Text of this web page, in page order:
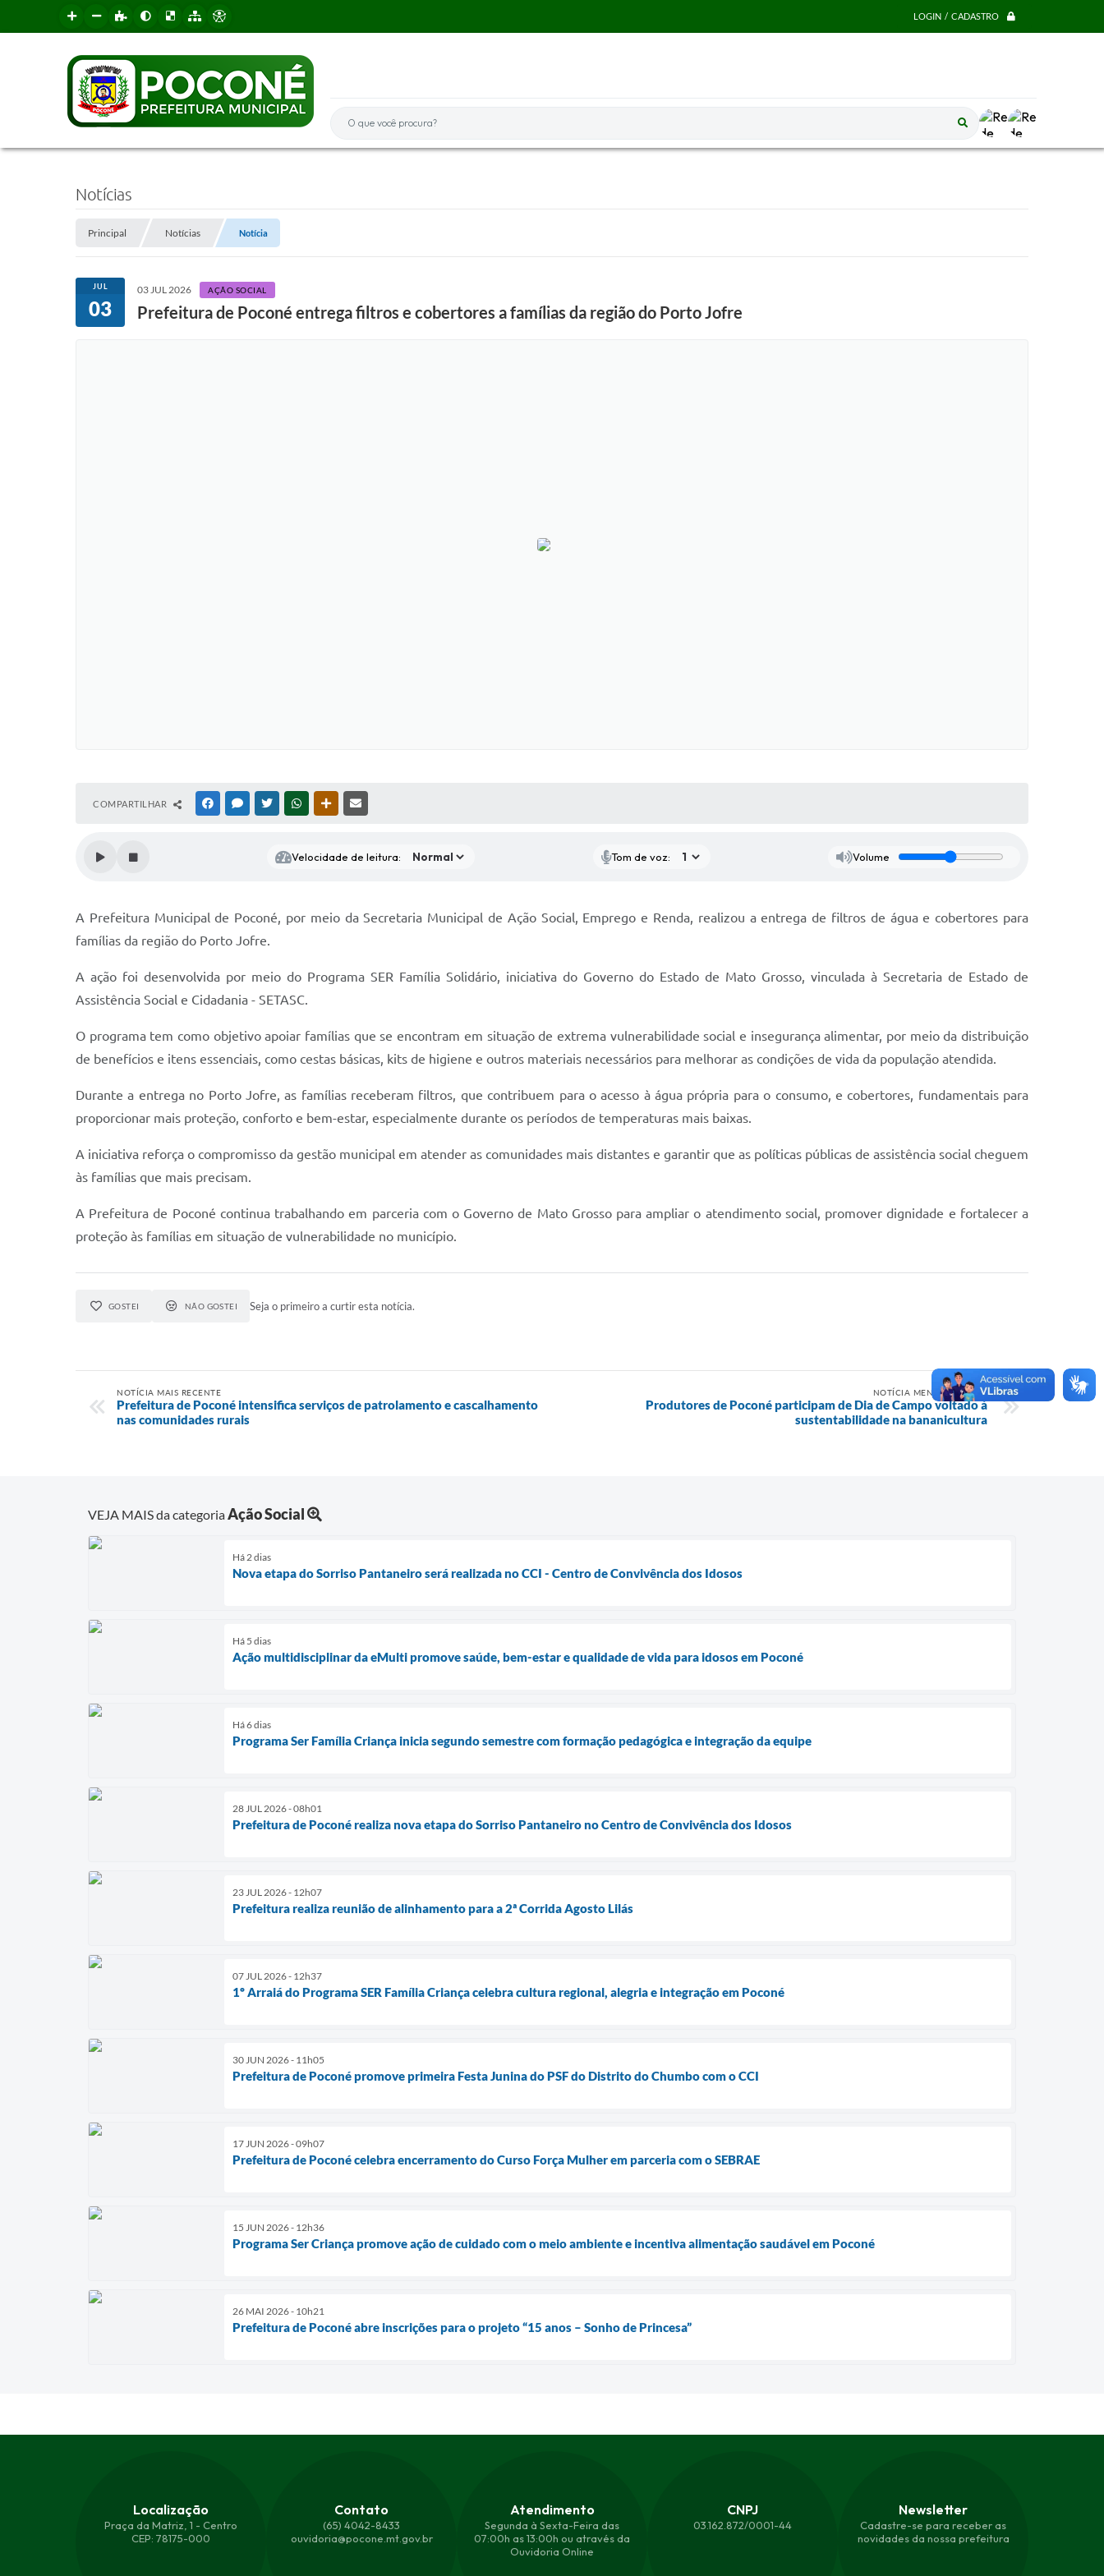
LOGIN / CADASTRO
O que você procura?
Notícias
Principal Notícias Notícia
JUL
03
03 JUL 2026 AÇÃO SOCIAL
Prefeitura de Poconé entrega filtros e cobertores a famílias da região do Porto Jofre
COMPARTILHAR FACEBOOKMESSENGER
TWITTERWHATSAPPOUTRAS MÍDIAS
Velocidade de leitura: Tom de voz: Volume
A Prefeitura Municipal de Poconé, por meio da Secretaria Municipal de Ação Social, Emprego e Renda, realizou a entrega de filtros de água e cobertores para
famílias da região do Porto Jofre.
A ação foi desenvolvida por meio do Programa SER Família Solidário, iniciativa do Governo do Estado de Mato Grosso, vinculada à Secretaria de Estado de
Assistência Social e Cidadania - SETASC.
O programa tem como objetivo apoiar famílias que se encontram em situação de extrema vulnerabilidade social e insegurança alimentar, por meio da distribuição
de benefícios e itens essenciais, como cestas básicas, kits de higiene e outros materiais necessários para melhorar as condições de vida da população atendida.
Durante a entrega no Porto Jofre, as famílias receberam filtros, que contribuem para o acesso à água própria para o consumo, e cobertores, fundamentais para
proporcionar mais proteção, conforto e bem-estar, especialmente durante os períodos de temperaturas mais baixas.
A iniciativa reforça o compromisso da gestão municipal em atender as comunidades mais distantes e garantir que as políticas públicas de assistência social cheguem
às famílias que mais precisam.
A Prefeitura de Poconé continua trabalhando em parceria com o Governo de Mato Grosso para ampliar o atendimento social, promover dignidade e fortalecer a
proteção às famílias em situação de vulnerabilidade no município.
GOSTEI NÃO GOSTEI Seja o primeiro a curtir esta notícia.
NOTÍCIA MAIS RECENTE
Prefeitura de Poconé intensifica serviços de patrolamento e cascalhamento
nas comunidades rurais
NOTÍCIA MENOS RECENTE
Produtores de Poconé participam de Dia de Campo voltado à
sustentabilidade na bananicultura
VEJA MAIS da categoriaAção Social
Há 2 dias
Nova etapa do Sorriso Pantaneiro será realizada no CCI - Centro de Convivência dos Idosos
Há 5 dias
Ação multidisciplinar da eMulti promove saúde, bem-estar e qualidade de vida para idosos em Poconé
Há 6 dias
Programa Ser Família Criança inicia segundo semestre com formação pedagógica e integração da equipe
28 JUL 2026 - 08h01
Prefeitura de Poconé realiza nova etapa do Sorriso Pantaneiro no Centro de Convivência dos Idosos
23 JUL 2026 - 12h07
Prefeitura realiza reunião de alinhamento para a 2ª Corrida Agosto Lilás
07 JUL 2026 - 12h37
1º Arraiá do Programa SER Família Criança celebra cultura regional, alegria e integração em Poconé
30 JUN 2026 - 11h05
Prefeitura de Poconé promove primeira Festa Junina do PSF do Distrito do Chumbo com o CCI
17 JUN 2026 - 09h07
Prefeitura de Poconé celebra encerramento do Curso Força Mulher em parceria com o SEBRAE
15 JUN 2026 - 12h36
Programa Ser Criança promove ação de cuidado com o meio ambiente e incentiva alimentação saudável em Poconé
26 MAI 2026 - 10h21
Prefeitura de Poconé abre inscrições para o projeto “15 anos – Sonho de Princesa”
Localização
Praça da Matriz, 1 - Centro
CEP: 78175-000
Contato
(65) 4042-8433
ouvidoria@pocone.mt.gov.br
Atendimento
Segunda à Sexta-Feira das
07:00h as 13:00h ou através da
Ouvidoria Online
CNPJ
03.162.872/0001-44
Newsletter
Cadastre-se para receber as
novidades da nossa prefeitura